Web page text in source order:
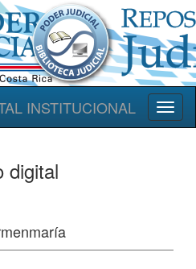
INSTITUCIONAL
digital